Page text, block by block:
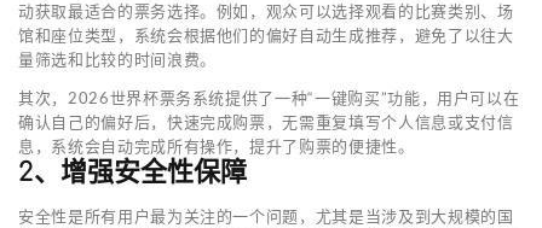
动获取最适合的票务选择。例如，观众可以选择观看的比赛类别、场
馆和座位类型，系统会根据他们的偏好自动生成推荐，避免了以往大
量筛选和比较的时间浪费。
其次，2026世界杯票务系统提供了一种“一键购买”功能，用户可以在
确认自己的偏好后，快速完成购票，无需重复填写个人信息或支付信
息，系统会自动完成所有操作，提升了购票的便捷性。
2、增强安全性保障
安全性是所有用户最为关注的一个问题，尤其是当涉及到大规模的国